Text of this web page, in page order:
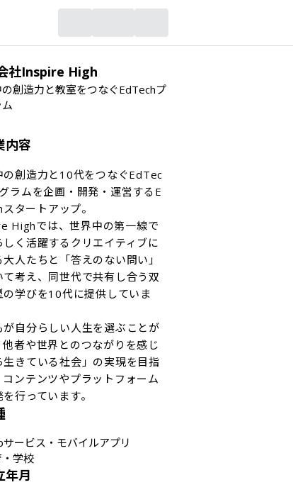
社Inspire High
創造力と教室をつなぐEdTechプ
内容
の創造力と10代をつなぐEdTec
ラムを企画・開発・運営するE
タートアップ。
Highでは、世界中の第一線で
しく活躍するクリエイティブに
人たちと「答えのない問い」
て考え、同世代で共有し合う双
の学びを10代に提供していま
が自分らしい人生を選ぶことが
他者や世界とのつながりを感じ
生きている社会」の実現を目指
コンテンツやプラットフォーム
行っています。
ービス・モバイルアプリ
学校
年月